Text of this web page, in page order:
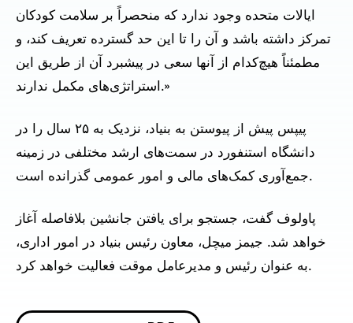
ایالات متحده وجود ندارد که منحصراً بر سلامت کودکان
تمرکز داشته باشد و آن را تا این حد گسترده تعریف کند، و
مطمئناً هیچ‌کدام از آنها سعی در پیشبرد آن از طریق این
استراتژی‌های مکمل ندارند.»
پیپس پیش از پیوستن به بنیاد، نزدیک به ۲۵ سال را در
دانشگاه استنفورد در سمت‌های ارشد مختلفی در زمینه
جمع‌آوری کمک‌های مالی و امور عمومی گذرانده است.
پاولوف گفت، جستجو برای یافتن جانشین بلافاصله آغاز
خواهد شد. جیمز میچل، معاون رئیس بنیاد در امور اداری،
به عنوان رئیس و مدیرعامل موقت فعالیت خواهد کرد.